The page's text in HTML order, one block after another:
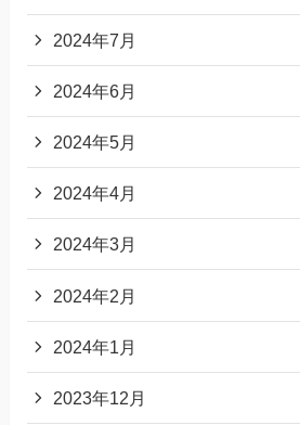
2024年7月
2024年6月
2024年5月
2024年4月
2024年3月
2024年2月
2024年1月
2023年12月